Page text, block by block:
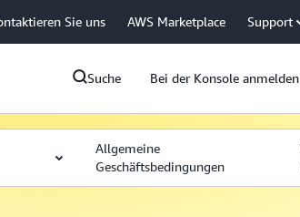
Sie uns AWS Marketplace Support
Suche Bei der Konsole anmelden
Allgemeine
Geschäftsbedingungen